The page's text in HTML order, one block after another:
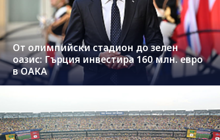
От олимпийски стадион до зелен
оазис: Гърция инвестира 160 млн. евро
в ОАКА